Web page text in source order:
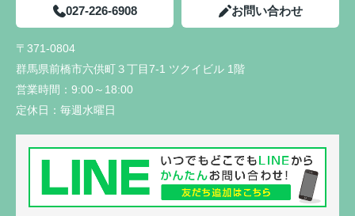
027-226-6908 お問い合わせ
〒371-0804
群馬県前橋市六供町３丁目7-1 ツクイビル 1階
営業時間： 9:00～18:00
定休日： 毎週水曜日